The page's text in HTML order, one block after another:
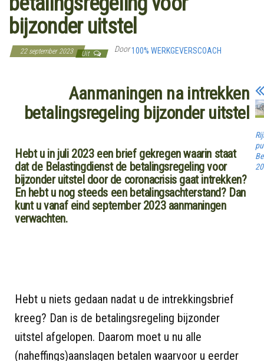
bijzonder uitstel
22 september 2023 Uit Door100% WERKGEVERSCOACH
Aanmaningen na intrekken
betalingsregeling bijzonder uitstel
Hebt u in juli 2023 een brief gekregen waarin staat
dat de Belastingdienst de betalingsregeling voor
bijzonder uitstel door de coronacrisis gaat intrekken?
En hebt u nog steeds een betalingsachterstand? Dan
kunt u vanaf eind september 2023 aanmaningen
verwachten.
Hebt u niets gedaan nadat u de intrekkingsbrief
kreeg? Dan is de betalingsregeling bijzonder
uitstel afgelopen. Daarom moet u nu alle
(naheffings)aanslagen betalen waarvoor u eerder